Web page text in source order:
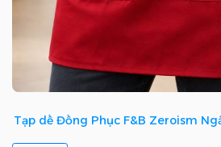
Tạp dề Đồng Phục F&B Zeroism